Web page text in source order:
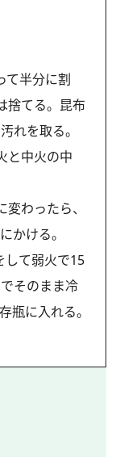
て半分に割
捨てる。昆布
れを取る。
と中火の中
わったら、
かける。
して弱火で15
そのまま冷
瓶に入れる。